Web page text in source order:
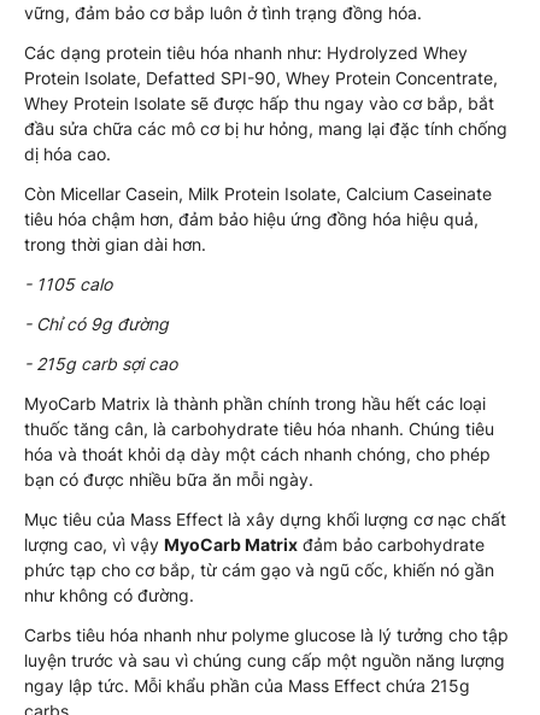
vững, đảm bảo cơ bắp luôn ở tình trạng đồng hóa.
Các dạng protein tiêu hóa nhanh như: Hydrolyzed Whey
Protein Isolate, Defatted SPI-90, Whey Protein Concentrate,
Whey Protein Isolate sẽ được hấp thu ngay vào cơ bắp, bắt
đầu sửa chữa các mô cơ bị hư hỏng, mang lại đặc tính chống
dị hóa cao.
Còn Micellar Casein, Milk Protein Isolate, Calcium Caseinate
tiêu hóa chậm hơn, đảm bảo hiệu ứng đồng hóa hiệu quả,
trong thời gian dài hơn.
- 1105 calo
- Chỉ có 9g đường
- 215g carb sợi cao
MyoCarb Matrix là thành phần chính trong hầu hết các loại
thuốc tăng cân, là carbohydrate tiêu hóa nhanh. Chúng tiêu
hóa và thoát khỏi dạ dày một cách nhanh chóng, cho phép
bạn có được nhiều bữa ăn mỗi ngày.
Mục tiêu của Mass Effect là xây dựng khối lượng cơ nạc chất
lượng cao, vì vậy MyoCarb Matrix đảm bảo carbohydrate
phức tạp cho cơ bắp, từ cám gạo và ngũ cốc, khiến nó gần
như không có đường.
Carbs tiêu hóa nhanh như polyme glucose là lý tưởng cho tập
luyện trước và sau vì chúng cung cấp một nguồn năng lượng
ngay lập tức. Mỗi khẩu phần của Mass Effect chứa 215g
carbs.